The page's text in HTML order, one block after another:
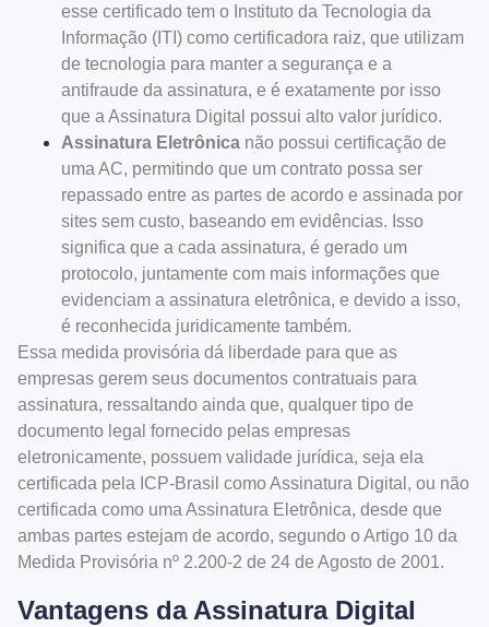
esse certificado tem o Instituto da Tecnologia da
Informação (ITI) como certificadora raiz, que utilizam
de tecnologia para manter a segurança e a
antifraude da assinatura, e é exatamente por isso
que a Assinatura Digital possui alto valor jurídico.
Assinatura Eletrônica não possui certificação de
uma AC, permitindo que um contrato possa ser
repassado entre as partes de acordo e assinada por
sites sem custo, baseando em evidências. Isso
significa que a cada assinatura, é gerado um
protocolo, juntamente com mais informações que
evidenciam a assinatura eletrônica, e devido a isso,
é reconhecida juridicamente também.
Essa medida provisória dá liberdade para que as
empresas gerem seus documentos contratuais para
assinatura, ressaltando ainda que, qualquer tipo de
documento legal fornecido pelas empresas
eletronicamente, possuem validade jurídica, seja ela
certificada pela ICP-Brasil como Assinatura Digital, ou não
certificada como uma Assinatura Eletrônica, desde que
ambas partes estejam de acordo, segundo oArtigo 10 da
Medida Provisória nº 2.200-2 de 24 de Agosto de 2001.
Vantagens da Assinatura Digital